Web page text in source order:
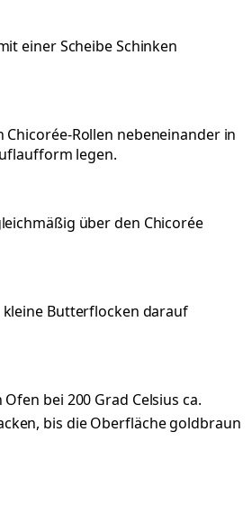
einer Scheibe Schinken
Chicorée-Rollen nebeneinander in
legen.
über den Chicorée
Butterflocken darauf
bei 200 Grad Celsius ca.
bis die Oberfläche goldbraun